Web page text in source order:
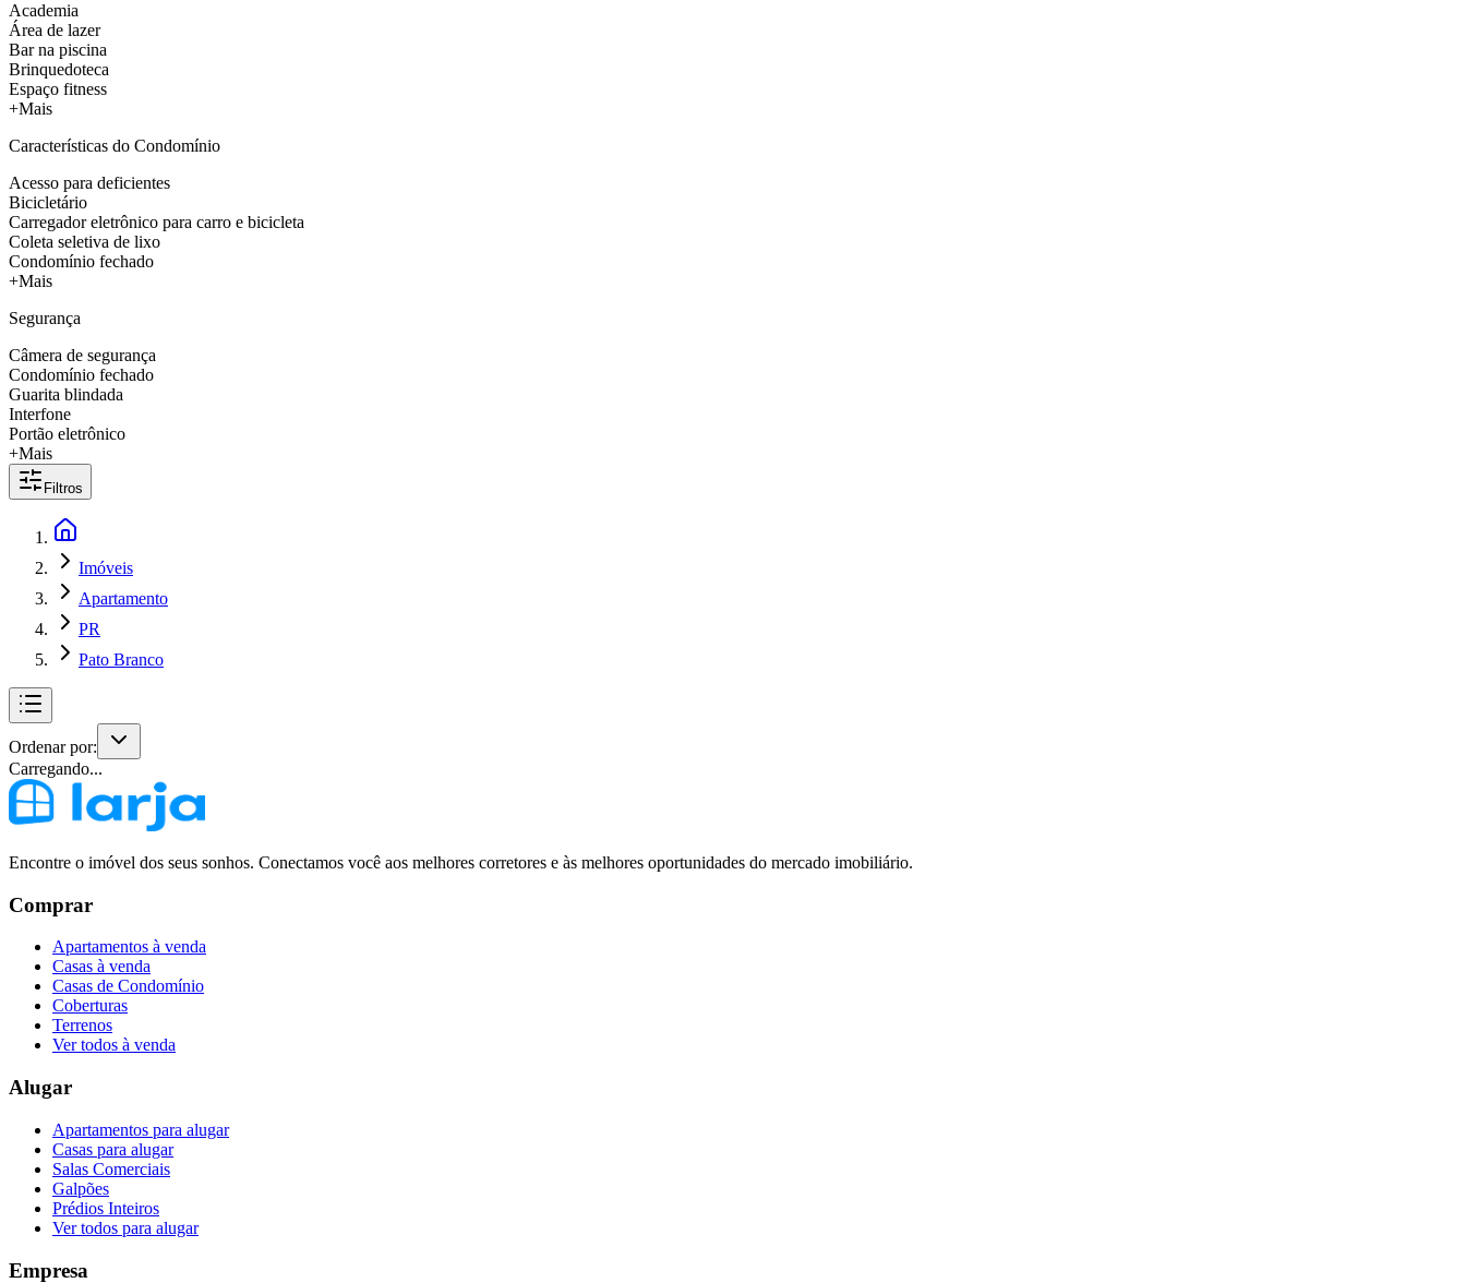
Academia
Área de lazer
Bar na piscina
Brinquedoteca
Espaço fitness
+Mais
Características do Condomínio
Acesso para deficientes
Bicicletário
Carregador eletrônico para carro e bicicleta
Coleta seletiva de lixo
Condomínio fechado
+Mais
Segurança
Câmera de segurança
Condomínio fechado
Guarita blindada
Interfone
Portão eletrônico
+Mais
Filtros
Imóveis
Apartamento
PR
Pato Branco
Ordenar por:
Carregando...
Encontre o imóvel dos seus sonhos. Conectamos você aos melhores corretores e às melhores oportunidades do mercado imobiliário.
Comprar
Apartamentos à venda
Casas à venda
Casas de Condomínio
Coberturas
Terrenos
Ver todos à venda
Alugar
Apartamentos para alugar
Casas para alugar
Salas Comerciais
Galpões
Prédios Inteiros
Ver todos para alugar
Empresa